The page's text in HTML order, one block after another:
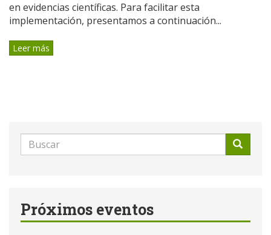
en evidencias científicas. Para facilitar esta
implementación, presentamos a continuación...
Leer más
Formulario
de
Próximos eventos